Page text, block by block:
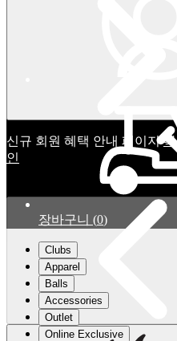
신규 회원 혜택 안내 페이지확
인
장바구니 (0)
Clubs
Apparel
Balls
Accessories
Outlet
Online Exclusive